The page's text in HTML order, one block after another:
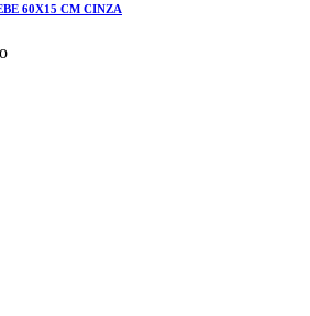
60X15 CM CINZA